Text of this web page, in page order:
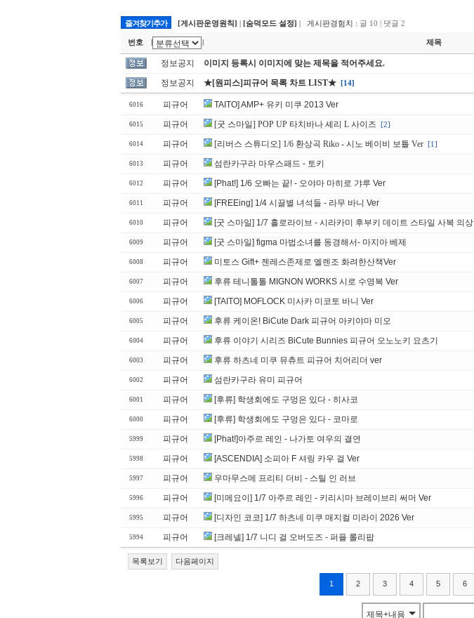
즐겨찾기추가 [게시판운영원칙] | [숨덕모드 설정] | 게시판경험치 : 글 10 | 댓글 2
번호 제목
정보공지 이미지 등록시 이미지에 맞는 제목을 적어주세요.
정보공지 ★[원피스]피규어 목록 차트 LIST★ [14]
6016 피규어 TAITO] AMP+ 유키 미쿠 2013 Ver
6015 피규어 [굿 스마일] POP UP 타치바나 셰리 L 사이즈 [2]
6014 피규어 [리버스 스튜디오] 1/6 환상곡 Riko - 시노 베이비 보틀 Ver [1]
6013 피규어 섬란카구라 마우스패드 - 토키
6012 피규어 [Phat!] 1/6 오빠는 끝! - 오야마 마히로 갸루 Ver
6011 피규어 [FREEing] 1/4 시끌별 녀석들 - 라무 바니 Ver
6010 피규어 [굿 스마일] 1/7 홀로라이브 - 시라카미 후부키 데이트 스타일 사복 의상
6009 피규어 [굿 스마일] figma 마법소녀를 동경해서- 마지아 베제
6008 피규어 미토스 Gift+ 젠레스존제로 엘렌조 화려한산책Ver
6007 피규어 후류 테니톨톨 MIGNON WORKS 시로 수영복 Ver
6006 피규어 [TAITO] MOFLOCK 미사카 미코토 바니 Ver
6005 피규어 후류 케이온! BiCute Dark 피규어 아키야마 미오
6004 피규어 후류 이야기 시리즈 BiCute Bunnies 피규어 오노노키 요츠기
6003 피규어 후류 하츠네 미쿠 뮤츄트 피규어 치어리더 ver
6002 피규어 섬란카구라 유미 피규어
6001 피규어 [후류] 학생회에도 구멍은 있다 - 히사코
6000 피규어 [후류] 학생회에도 구멍은 있다 - 코마로
5999 피규어 [Phat!]아주르 레인 - 나가토 여우의 결연
5998 피규어 [ASCENDIA] 소피아 F 셔링 카우 걸 Ver
5997 피규어 우마무스메 프리티 더비 - 스틸 인 러브
5996 피규어 [미메요이] 1/7 아주르 레인 - 키리시마 브레이브리 써머 Ver
5995 피규어 [디자인 코코] 1/7 하츠네 미쿠 매지컬 미라이 2026 Ver
5994 피규어 [크레넬] 1/7 니디 걸 오버도즈 - 퍼플 롤리팝
목록보기 다음페이지
1 2 3 4 5 6
제목+내용